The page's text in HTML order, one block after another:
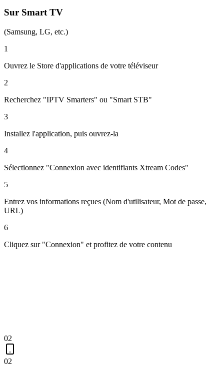
Sur Smart TV
(Samsung, LG, etc.)
1
Ouvrez le Store d'applications de votre téléviseur
2
Recherchez "IPTV Smarters" ou "Smart STB"
3
Installez l'application, puis ouvrez-la
4
Sélectionnez "Connexion avec identifiants Xtream Codes"
5
Entrez vos informations reçues (Nom d'utilisateur, Mot de passe,
URL)
6
Cliquez sur "Connexion" et profitez de votre contenu
02
02